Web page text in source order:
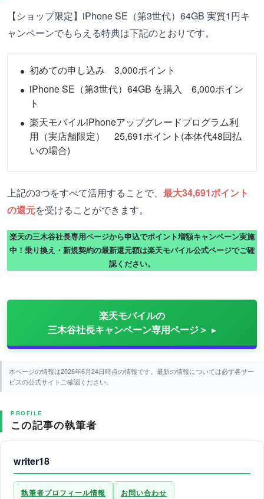
【ショップ限定】iPhone SE（第3世代）64GB 実質1円キ
ャンペーンでもらえる特典は下記のとおりです。
初めての申し込み 3,000ポイント
iPhone SE（第3世代）64GB を購入 6,000ポイン
ト
楽天モバイルiPhoneアップグレードプログラム利
用（実店舗限定） 25,691ポイント(本体代48回払
いの場合)
上記の3つをすべて活用することで、 最大34,691ポイント
の還元を受けることができます。
楽天の三木谷社長専用ページから申込でポイント増額キャンペーン実施
中！乗り換え・新規契約の最新還元額は楽天モバイル公式ページでご確
認ください。
楽天モバイルの
三木谷社長キャンペーン専用ページ＞
本ページの情報は2026年6月24日時点の情報です。最新の情報については必ず各サー
ビスの公式サイトご確認ください。
PROFILE
この記事の執筆者
writer18
執筆者プロフィール情報 お問い合わせ